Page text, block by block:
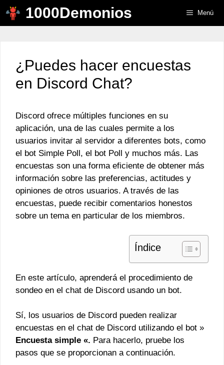
Saltar
1000Demonios Menú
¿Puedes hacer encuestas
en Discord Chat?
Discord ofrece múltiples funciones en su
aplicación, una de las cuales permite a los
usuarios invitar al servidor a diferentes bots, como
el bot Simple Poll, el bot Poll y muchos más. Las
encuestas son una forma eficiente de obtener más
información sobre las preferencias, actitudes y
opiniones de otros usuarios. A través de las
encuestas, puede recibir comentarios honestos
sobre un tema en particular de los miembros.
Índice
En este artículo, aprenderá el procedimiento de
sondeo en el chat de Discord usando un bot.
Sí, los usuarios de Discord pueden realizar
encuestas en el chat de Discord utilizando el bot »
Encuesta simple «. Para hacerlo, pruebe los
pasos que se proporcionan a continuación.